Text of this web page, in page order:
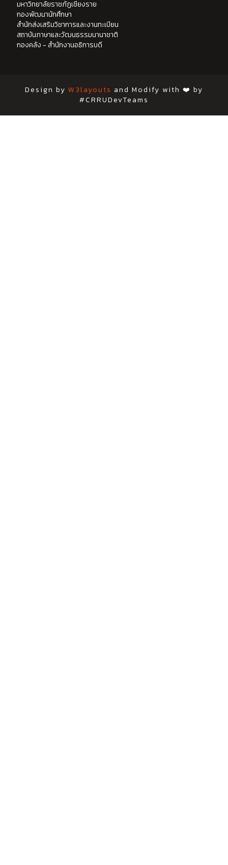
มหาวิทยาลัยราชภัฏเชียงราย
กองพัฒนานักศึกษา
สำนักส่งเสริมวิชาการและงานทะเบียน
สถาบันภาษาและวัฒนธรรมนานาชาติ
กองคลัง - สำนักงานอธิการบดี
Design by W3layouts and Modify with ❤️ by
#CRRUDevTeams